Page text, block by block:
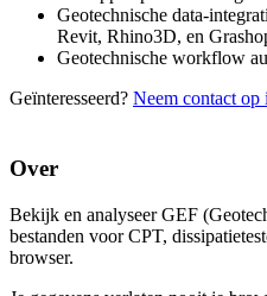
Geotechnische data-
Revit, Rhino3D, en
Geotechnische workflow
Geïnteresseerd? Neem contact op
Over
Bekijk en analyseer GEF
bestanden voor CPT,
browser.